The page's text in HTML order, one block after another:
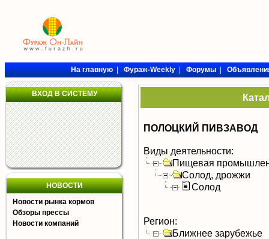
На главную|Фураж-Weekly|Форумы|
ВХОД В СИСТЕМУ
НОВОСТИ
Новости рынка кормов
Обзоры прессы
Новости компаний
ПОЛОЦКИЙ ПИВЗАВОД
Виды деятельности:
Пищевая
Солод, дрожжи
Солод
Регион:
Ближнее зарубежье